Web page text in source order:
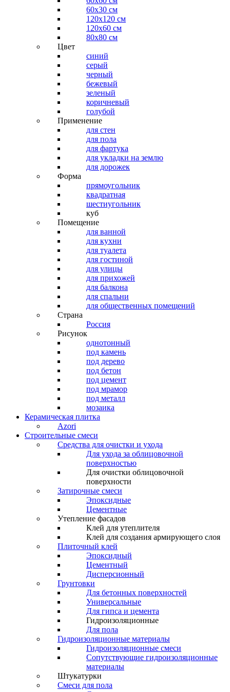
60x30 см
120x120 см
120x60 см
80x80 см
Цвет
синий
серый
черный
бежевый
зеленый
коричневый
голубой
Применение
для стен
для пола
для фартука
для укладки на землю
для дорожек
Форма
прямоугольник
квадратная
шестиугольник
куб
Помещение
для ванной
для кухни
для туалета
для гостиной
для улицы
для прихожей
для балкона
для спальни
для общественных помещений
Страна
Россия
Рисунок
однотонный
под камень
под дерево
под бетон
под цемент
под мрамор
под металл
мозаика
Керамическая плитка
Azori
Строительные смеси
Средства для очистки и ухода
Для ухода за облицовочной
поверхностью
Для очистки облицовочной
поверхности
Затирочные смеси
Эпоксидные
Цементные
Утепление фасадов
Клей для утеплителя
Клей для создания армирующего слоя
Плиточный клей
Эпоксидный
Цементный
Дисперсионный
Грунтовки
Для бетонных поверхностей
Универсальные
Для гипса и цемента
Гидроизоляционные
Для пола
Гидроизоляционные материалы
Гидроизоляционные смеси
Сопутствующие гидроизоляционные
материалы
Штукатурки
Смеси для пола